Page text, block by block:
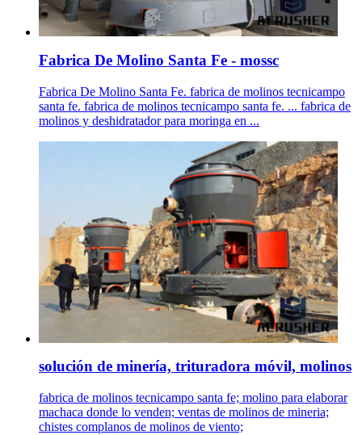
Fabrica De Molino Santa Fe - mossc
Fabrica De Molino Santa Fe. fabrica de molinos tecnicampo
santa fe. fabrica de molinos tecnicampo santa fe. ... fabrica de
molinos y deshidratador para moringa en ...
solución de minería, trituradora móvil, molinos
fabrica de molinos tecnicampo santa fe; molino para elaborar
machaca donde lo venden; ventas de molinos de mineria;
chistes complanos de molinos de viento;